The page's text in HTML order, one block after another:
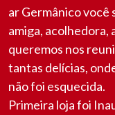
ar Germânico você
amiga, acolhedora,
queremos nos
tantas delícias,
não foi esquecida.
Primeira loja foi